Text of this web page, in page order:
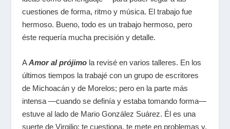
cuestiones de forma, ritmo y música. El trabajo fue
hermoso. Bueno, todo es un trabajo hermoso, pero
éste requería mucha precisión y detalle.
AAmor al prójimola revisé en varios talleres. En los
últimos tiempos la trabajé con un grupo de escritores
de Michoacán y de Morelos; pero en la parte más
intensa —cuando se definía y estaba tomando forma—
estuve al lado de Mario González Suárez. Él es una
suerte de Virgilio: te cuestiona, te mete en problemas y,